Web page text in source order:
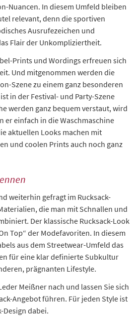
Nuancen. In diesem Umfeld bleiben
relevant, denn die sportiven
Ausrufezeichen und
Flair der Unkompliziertheit.
Prints und Wordings erfreuen sich
Und mitgenommen werden die
Szene zu einem ganz besonderen
in der Festival- und Party-Szene
werden ganz bequem verstaut, wird
er einfach in die Waschmaschine
aktuellen Looks machen mit
und coolen Prints auch noch ganz
weiterhin gefragt im Rucksack-
die man mit Schnallen und
Der klassische Rucksack-Look
Top“ der Modefavoriten. In diesem
aus dem Streetwear-Umfeld das
für eine klar definierte Subkultur
prägnanten Lifestyle.
Meißner nach und lassen Sie sich
Angebot führen. Für jeden Style ist
Design dabei.